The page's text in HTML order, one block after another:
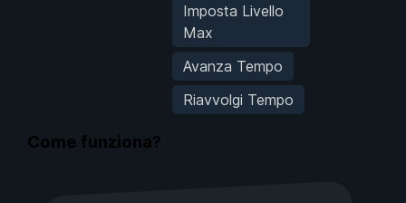
Imposta Livello
Max
Avanza Tempo
Riavvolgi Tempo
Come funziona?